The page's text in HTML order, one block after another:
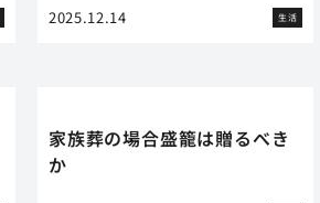
2025.12.14 生活
家族葬の場合盛籠は贈るべき
か